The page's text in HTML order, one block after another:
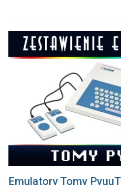
Emulatory Tomy